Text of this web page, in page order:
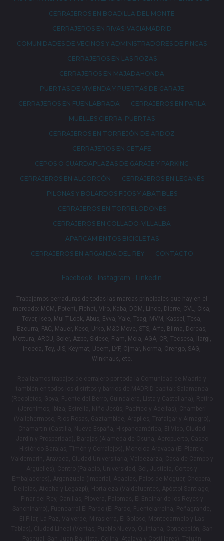
CERRAJEROS EN BOADILLA DEL MONTE
CERRAJEROS EN RIVAS-VACIAMADRID
COMUNIDADES DE VECINOS Y ADMINISTRADORES DE FINCAS
CERRAJEROS EN LAS ROZAS
CERRAJEROS EN MAJADAHONDA
PUERTAS DE VIVIENDA Y PUERTAS DE GARAJE
CERRAJEROS EN FUENLABRADA
CERRAJEROS EN PARLA
MUELLES CIERRA-PUERTAS
CERRAJEROS EN TORREJÓN DE ARDOZ
CERRAJEROS EN GETAFE
CEPOS O GUARDAPLAZAS DE GARAJE Y PARKING
CERRAJEROS EN ALCORCÓN
CERRAJEROS EN LEGANÉS
PILONAS Y BOLARDOS FIJOS Y ABATIBLES
CERRAJEROS EN TORRELODONES
CERRAJEROS EN COLLADO-VILLALBA
APARCAMIENTOS BICICLETAS
CERRAJEROS EN ARGANDA DEL REY
CONTACTO
Facebook Instagram LinkedIn
Trabajamos cerraduras de todas las marcas principales que hay en el
mercado: MCM, Potent, Fichet, Viro, Kaba, DOM, Lince, Dierre, CVL, Cisa,
Tover, Iseo, Mul-T-Lock, Abus, Evva, Yale, Tsag, MVM, Kassel, Tesa,
Ezcurra, FAC, Mauer, Keso, Urko, M&C Move, STS, Arfe, Bilma, Dorcas,
Mottura, ARCU, Soler, Azbe, Sidese, Fiam, Moia, AGA, CR, Tecsesa, Ilargi,
Inceca, Toy, JIS, Keymat, Ucem, LYF, Ojmar, Norma, Orengo, SAG,
Winkhaus, etc.